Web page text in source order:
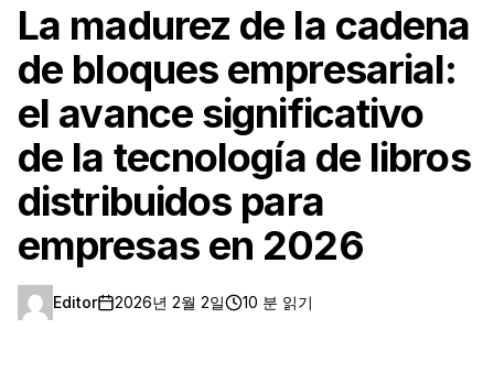
La madurez de la cadena
de bloques empresarial:
el avance significativo
de la tecnología de libros
distribuidos para
empresas en 2026
Editor 2026년 2월 2일 10 분 읽기